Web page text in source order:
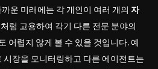
운 미래에는 각 개인이 여러 개의 자
럼 고용하여 각기 다른 전문 분야의
어렵지 않게 볼 수 있을 것입니다. 예
시장을 모니터링하고 다른 에이전트는